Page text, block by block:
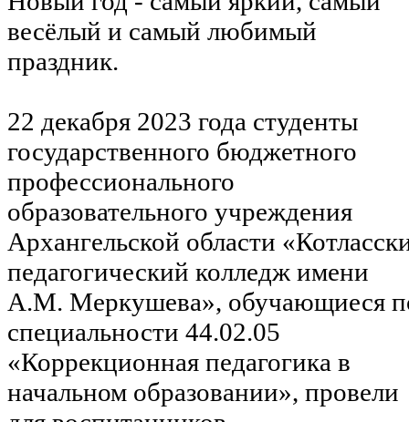
весёлый и самый любимый
праздник.
22 декабря 2023 года студенты
государственного бюджетного
профессионального
образовательного учреждения
Архангельской области
педагогический колледж имени
А.М. Меркушева», обучающиеся
специальности 44.02.05
«Коррекционная педагогика в
начальном образовании», провели